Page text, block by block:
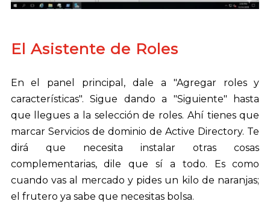
El Asistente de Roles
En el panel principal, dale a "Agregar roles y
características". Sigue dando a "Siguiente" hasta
que llegues a la selección de roles. Ahí tienes que
marcar Servicios de dominio de Active Directory. Te
dirá que necesita instalar otras cosas
complementarias, dile que sí a todo. Es como
cuando vas al mercado y pides un kilo de naranjas;
el frutero ya sabe que necesitas bolsa.